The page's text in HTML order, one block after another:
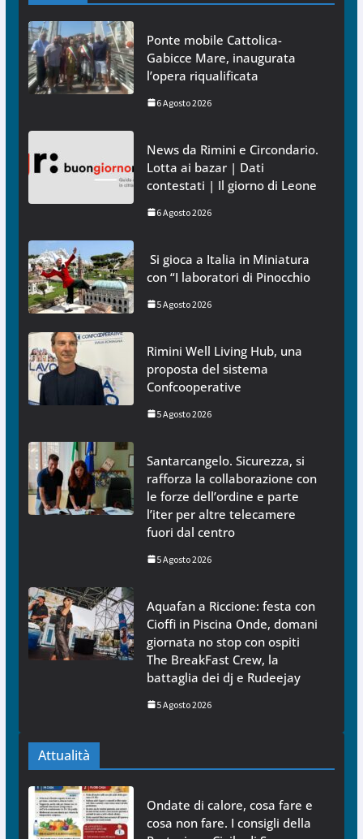
Ponte mobile Cattolica-
Gabicce Mare, inaugurata
l’opera riqualificata
6 Agosto 2026
News da Rimini e Circondario.
Lotta ai bazar | Dati
contestati | Il giorno di Leone
6 Agosto 2026
Si gioca a Italia in Miniatura
con “I laboratori di Pinocchio
5 Agosto 2026
Rimini Well Living Hub, una
proposta del sistema
Confcooperative
5 Agosto 2026
Santarcangelo. Sicurezza, si
rafforza la collaborazione con
le forze dell’ordine e parte
l’iter per altre telecamere
fuori dal centro
5 Agosto 2026
Aquafan a Riccione: festa con
Cioffi in Piscina Onde, domani
giornata no stop con ospiti
The BreakFast Crew, la
battaglia dei dj e Rudeejay
5 Agosto 2026
Attualità
Ondate di calore, cosa fare e
cosa non fare. I consigli della